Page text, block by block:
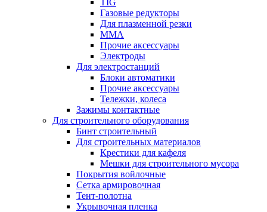
TIG
Газовые редукторы
Для плазменной резки
ММА
Прочие аксессуары
Электроды
Для электростанций
Блоки автоматики
Прочие аксессуары
Тележки, колеса
Зажимы контактные
Для строительного оборудования
Бинт строительный
Для строительных материалов
Крестики для кафеля
Мешки для строительного мусора
Покрытия войлочные
Сетка армировочная
Тент-полотна
Укрывочная пленка